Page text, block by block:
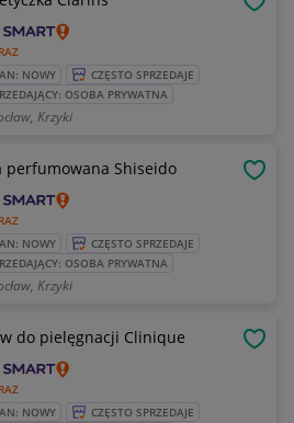
NOWY
CZĘSTO SPRZEDAJE
OSOBA PRYWATNA
Krzyki
perfumowana Shiseido
NOWY
CZĘSTO SPRZEDAJE
OSOBA PRYWATNA
Krzyki
do pielęgnacji Clinique
NOWY
CZĘSTO SPRZEDAJE